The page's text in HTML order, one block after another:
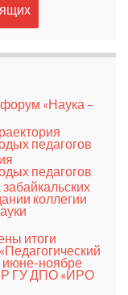
«Наука –
педагогов
педагогов
коллегии
итоги
июне-ноябре
ГУ ДПО «ИРО